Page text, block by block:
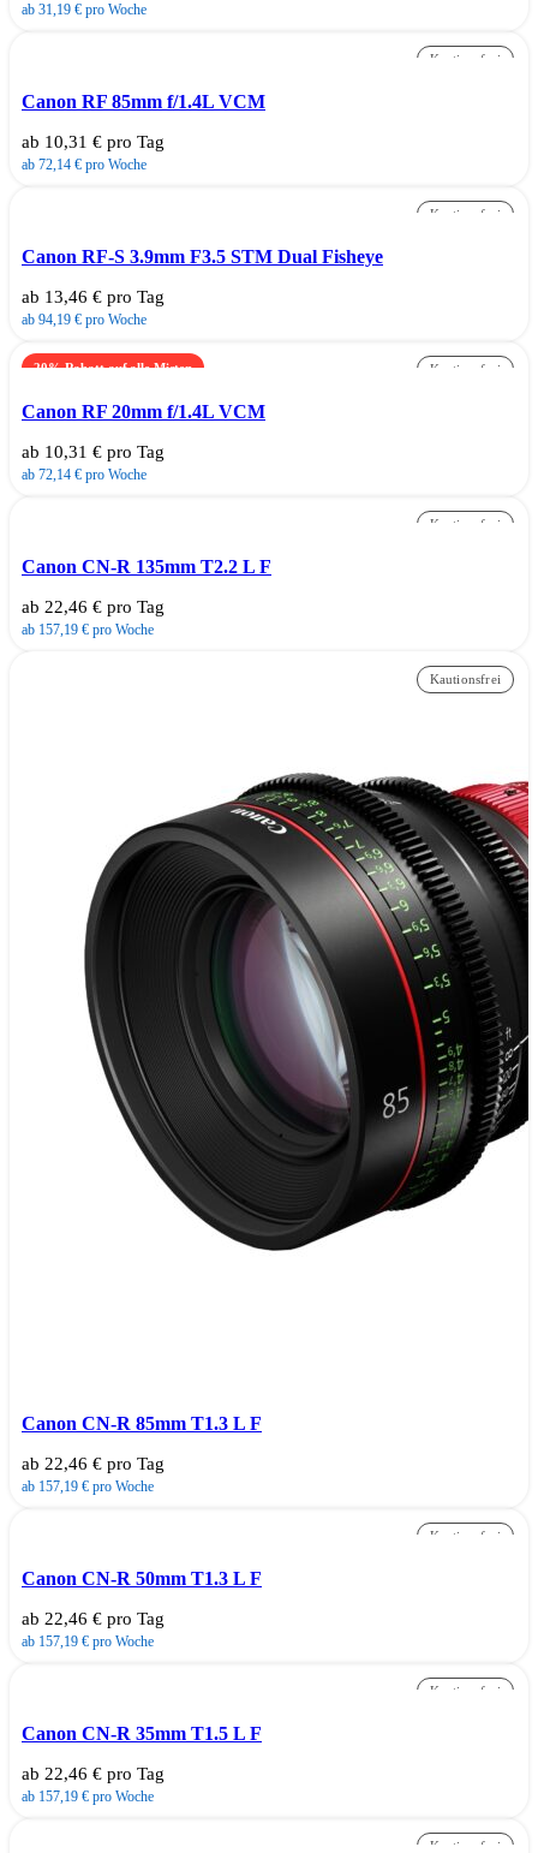
ab 31,19 € pro Woche
Kautionsfrei
Canon RF 85mm f/1.4L VCM
ab 10,31 € pro Tag
ab 72,14 € pro Woche
Kautionsfrei
Canon RF-S 3.9mm F3.5 STM Dual Fisheye
ab 13,46 € pro Tag
ab 94,19 € pro Woche
Kautionsfrei
20% Rabatt auf alle Mieten
Canon RF 20mm f/1.4L VCM
ab 10,31 € pro Tag
ab 72,14 € pro Woche
Kautionsfrei
Canon CN-R 135mm T2.2 L F
ab 22,46 € pro Tag
ab 157,19 € pro Woche
Kautionsfrei
Canon CN-R 85mm T1.3 L F
ab 22,46 € pro Tag
ab 157,19 € pro Woche
Kautionsfrei
Canon CN-R 50mm T1.3 L F
ab 22,46 € pro Tag
ab 157,19 € pro Woche
Kautionsfrei
Canon CN-R 35mm T1.5 L F
ab 22,46 € pro Tag
ab 157,19 € pro Woche
Kautionsfrei